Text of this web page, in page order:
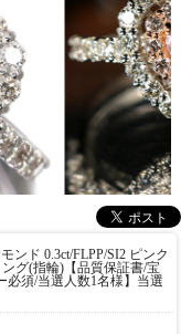
ンド 0.3ct/FLPP/SI2 ピンク
グ(指輪)【品質保証書/宝
必須/当選人数1名様】当選